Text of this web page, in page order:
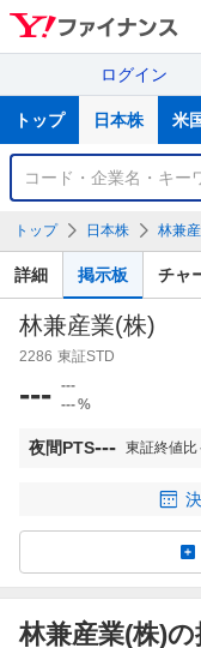
ログイン
サ
トップ 日本株 米
銘
検
索
トップ 日本株 林兼
詳細 掲示板 チャ
林兼産業(株)
2286 東証STD
--- ---
---%
夜間PTS--- 東証終値比
林兼産業(株)の